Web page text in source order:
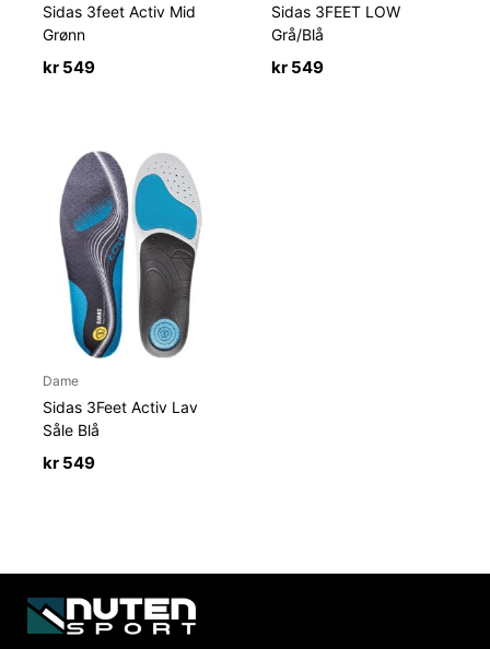
Sidas 3feet Activ Mid
Grønn
kr 549
Sidas 3FEET LOW
Grå/Blå
kr 549
Dame
Sidas 3Feet Activ Lav
Såle Blå
kr 549